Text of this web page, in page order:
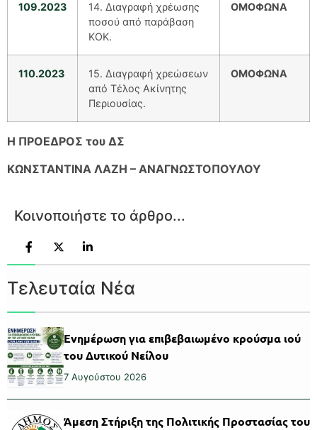
109.2023
14. Διαγραφή χρέωσης
ποσού από παράβαση
ΚΟΚ.
ΟΜΟΦΩΝΑ
110.2023
15. Διαγραφή χρεώσεων
από Τέλος Ακίνητης
Περιουσίας.
ΟΜΟΦΩΝΑ
Η ΠΡΟΕΔΡΟΣ του ΔΣ
ΚΩΝΣΤΑΝΤΙΝΑ ΛΑΖΗ – ΑΝΑΓΝΩΣΤΟΠΟΥΛΟΥ
Κοινοποιήστε το άρθρο...
Τελευταία Νέα
Ενημέρωση για επιβεβαιωμένο κρούσμα ιού
του Δυτικού Νείλου
7 Αυγούστου 2026
Άμεση Στήριξη της Πολιτικής Προστασίας του